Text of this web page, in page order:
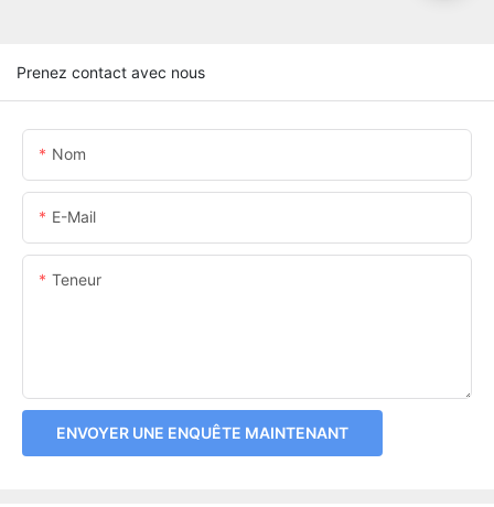
Prenez contact avec nous
Nom
E-Mail
Teneur
ENVOYER UNE ENQUÊTE MAINTENANT